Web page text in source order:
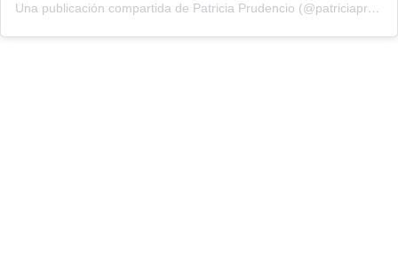
Una publicación compartida de Patricia Prudencio (@patriciaprudencio98)